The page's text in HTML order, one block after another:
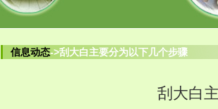
信息动态->刮大白主要分为以下几个步骤
刮大白